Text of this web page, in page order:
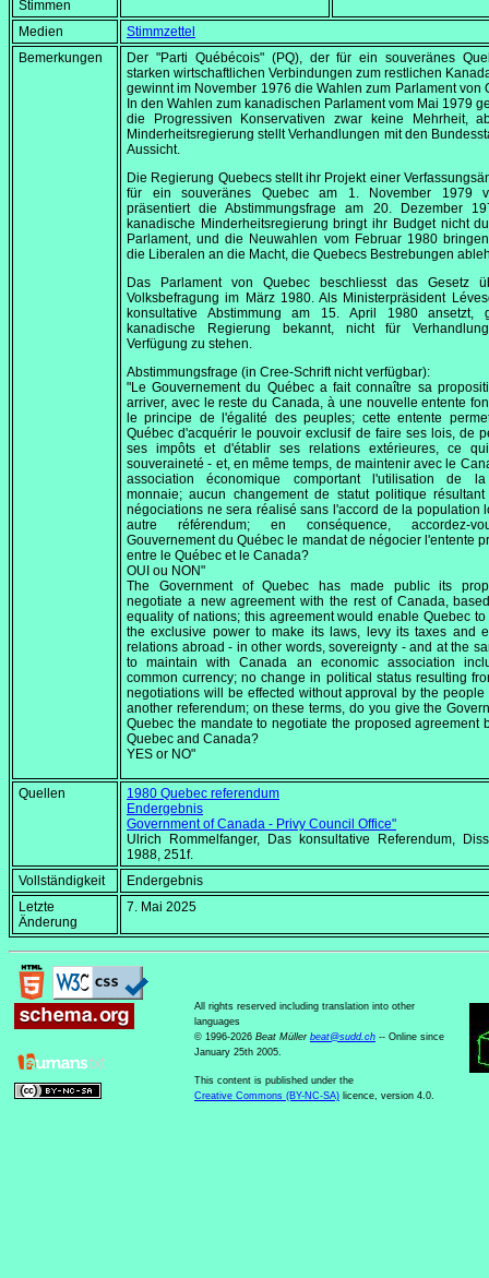
Stimmen
Medien
Stimmzettel
Bemerkungen
Der "Parti Québécois"(PQ), der für ein souveränes
starken wirtschaftlichen Verbindungen zum restlichen
gewinnt im November 1976 die Wahlen zum Parlament von
In den Wahlen zum kanadischen Parlament vom Mai 1979
die Progressiven Konservativen zwar keine Mehrheit,
Minderheitsregierung stellt Verhandlungen mit den
Aussicht.
Die Regierung Quebecs stellt ihr Projekt einer
für ein souveränes Quebec am 1. November 1979
präsentiert die Abstimmungsfrage am 20. Dezember
kanadische Minderheitsregierung bringt ihr Budget nicht
Parlament, und die Neuwahlen vom Februar 1980
die Liberalen an die Macht, die Quebecs Bestrebungen
Das Parlament von Quebec beschliesst das Gesetz
Volksbefragung im März 1980. Als Ministerpräsident
konsultative Abstimmung am
15. April 1980ansetzt,
kanadische Regierung bekannt, nicht für
Verfügung zu stehen.
Abstimmungsfrage (in Cree-Schrift nicht verfügbar):
"Le Gouvernement du Québec a fait connaître sa
arriver, avec le reste du Canada, à une nouvelle entente
le principe de l'égalité des peuples; cette entente
Québec d'acquérir le pouvoir exclusif de faire ses lois, de
ses impôts et d'établir ses relations extérieures, ce
souveraineté - et, en même temps, de maintenir avec le
association économique comportant l'utilisation de
monnaie; aucun changement de statut politique
négociations ne sera réalisé sans l'accord de la population
autre référendum; en conséquence, accordez-
Gouvernement du Québec le mandat de négocier l'entente
entre le Québec et le Canada?
OUI ou NON"
The Government of Quebec has made public its
negotiate a new agreement with the rest of Canada,
equality of nations; this agreement would enable Quebec
the exclusive power to make its laws, levy its taxes and
relations abroad - in other words, sovereignty - and at the
to maintain with Canada an economic association
common currency; no change in political status resulting
negotiations will be effected without approval by the people
another referendum; on these terms, do you give the
Quebec the mandate to negotiate the proposed agreement
Quebec and Canada?
YES or NO"
Quellen
1980 Quebec referendum
Endergebnis
Government of Canada - Privy Council Office"
Ulrich Rommelfanger, Das konsultative Referendum,
1988, 251f.
Vollständigkeit
Endergebnis
Letzte
Änderung
7. Mai 2025
All rights reserved including translation into other
languages
© 1996-2026 Beat Müller beat@sudd.ch -- Online since
January 25th 2005.
This content is published under the
Creative Commons (BY-NC-SA) licence, version 4.0.